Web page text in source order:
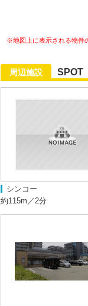
※地図上に表示される物件
周辺施設 SPOT
シンコー
約115m／2分